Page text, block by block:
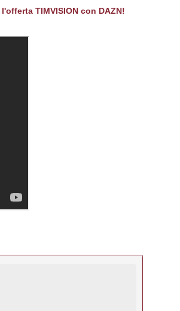
TIMVISION con DAZN!